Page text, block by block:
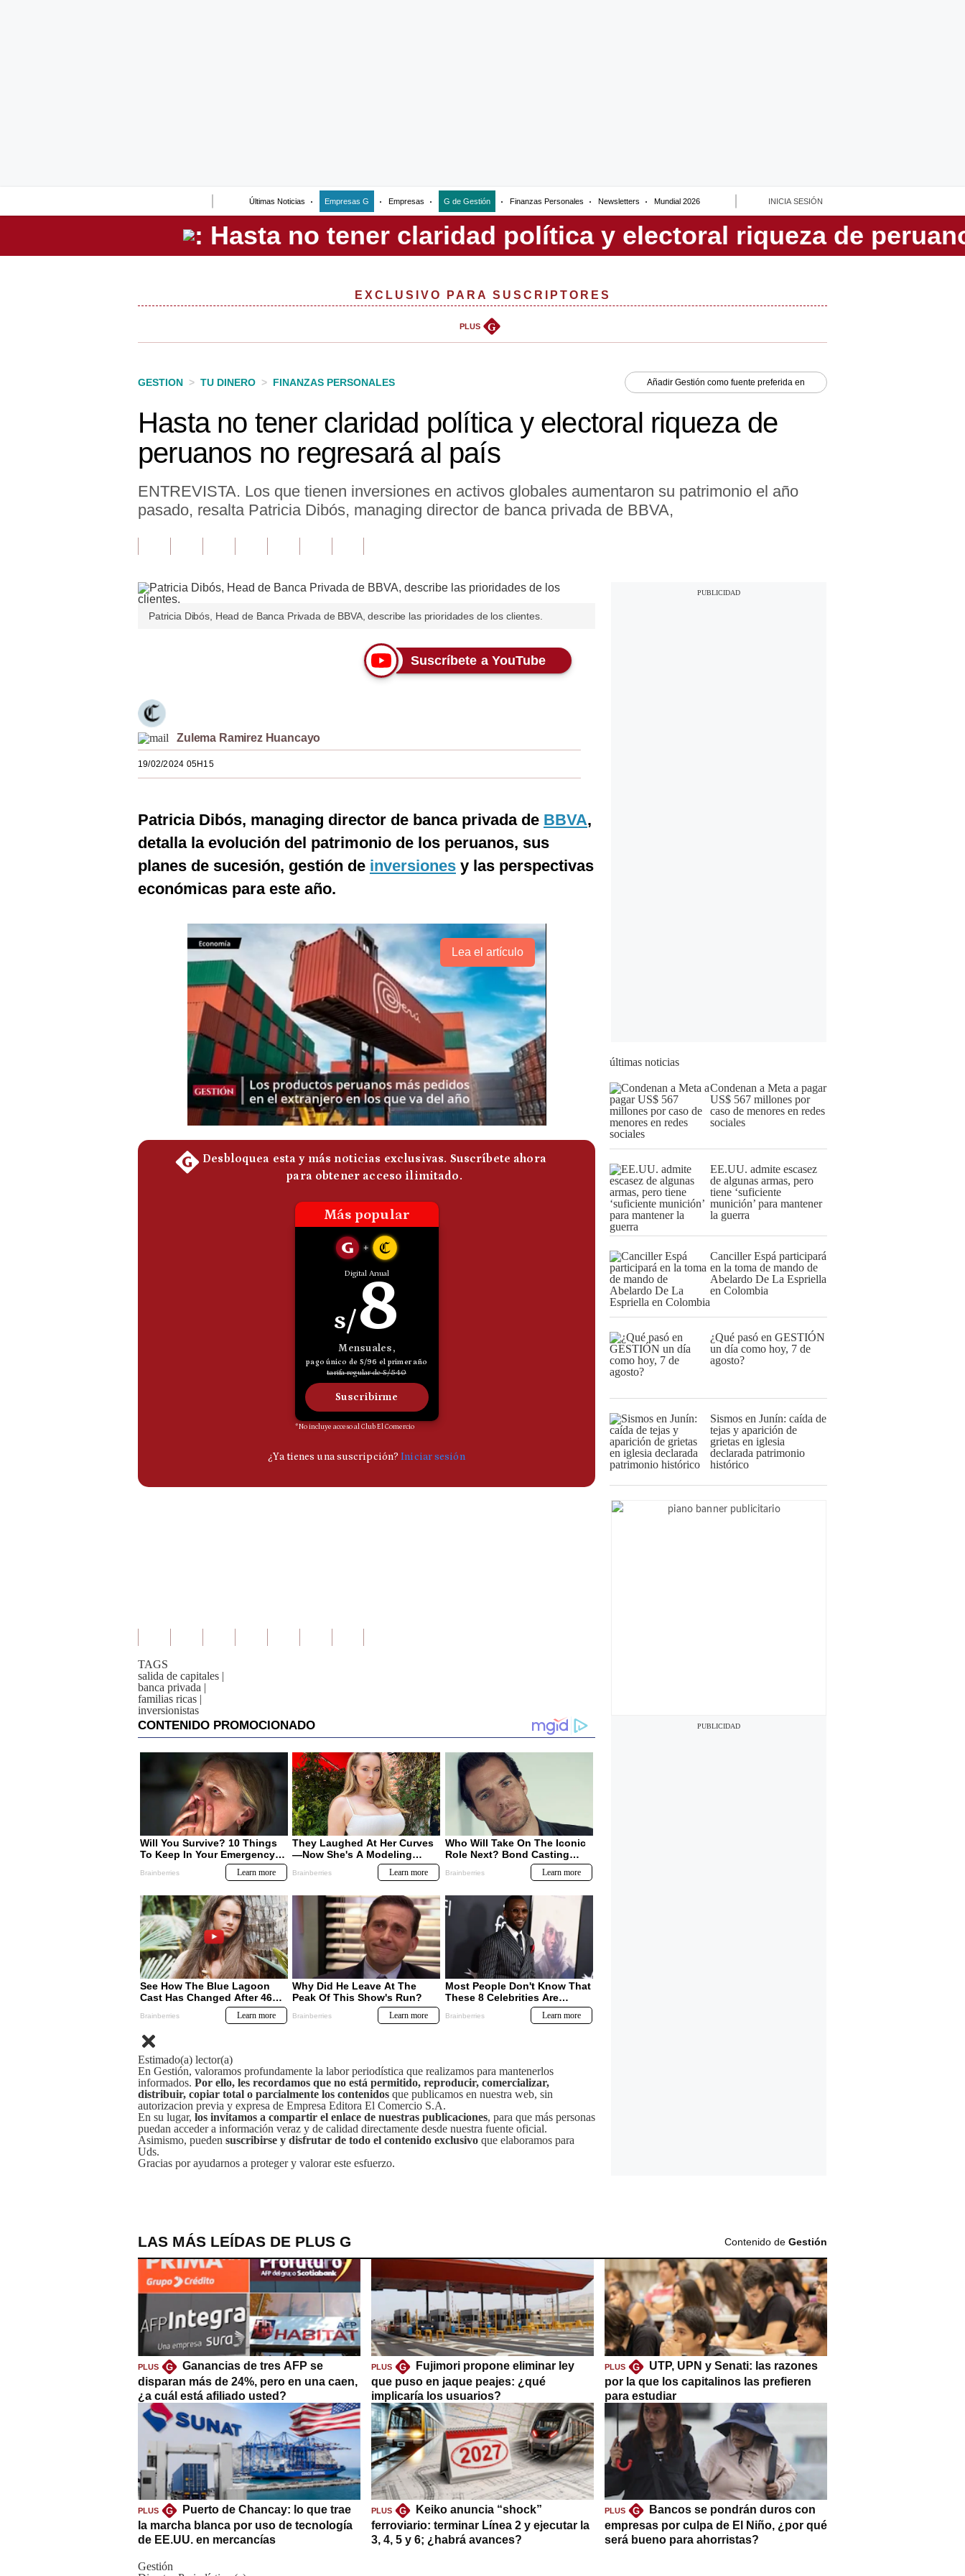
Últimas Noticias Empresas G Empresas G de Gestión Finanzas Personales Newsletters Mundial 2026 INICIA SESIÓN
Perú
EXCLUSIVO PARA SUSCRIPTORES
PLUS G
GESTION > TU DINERO > FINANZAS PERSONALES Añadir Gestión como fuente preferida en
Hasta no tener claridad política y electoral riqueza de
peruanos no regresará al país
ENTREVISTA. Los que tienen inversiones en activos globales aumentaron su patrimonio el año
pasado, resalta Patricia Dibós, managing director de banca privada de BBVA,
Patricia Dibós, Head de Banca Privada de BBVA, describe las prioridades de los clientes.
Suscríbete a YouTube
Zulema Ramirez Huancayo
19/02/2024 05H15
Patricia Dibós, managing director de banca privada de BBVA,
detalla la evolución del patrimonio de los peruanos, sus
planes de sucesión, gestión de inversiones y las perspectivas
económicas para este año.
Lea el artículo
TAGS
salida de capitales |
banca privada |
familias ricas |
inversionistas
Estimado(a) lector(a)
En Gestión, valoramos profundamente la labor periodística que realizamos para mantenerlos
informados. Por ello, les recordamos que no está permitido, reproducir, comercializar,
distribuir, copiar total o parcialmente los contenidos que publicamos en nuestra web, sin
autorizacion previa y expresa de Empresa Editora El Comercio S.A.
En su lugar, los invitamos a compartir el enlace de nuestras publicaciones, para que más personas
puedan acceder a información veraz y de calidad directamente desde nuestra fuente oficial.
Asimismo, pueden suscribirse y disfrutar de todo el contenido exclusivo que elaboramos para
Uds.
Gracias por ayudarnos a proteger y valorar este esfuerzo.
últimas noticias
Condenan a Meta a pagar
US$ 567 millones por
caso de menores en redes
sociales
EE.UU. admite escasez
de algunas armas, pero
tiene ‘suficiente
munición’ para mantener
la guerra
Canciller Espá participará
en la toma de mando de
Abelardo De La Espriella
en Colombia
¿Qué pasó en GESTIÓN
un día como hoy, 7 de
agosto?
Sismos en Junín: caída de
tejas y aparición de
grietas en iglesia
declarada patrimonio
histórico
LAS MÁS LEÍDAS DE PLUS G Contenido de Gestión
PLUS G
Ganancias de tres AFP se
disparan más de 24%, pero en una caen,
¿a cuál está afiliado usted?
PLUS G
Fujimori propone eliminar ley
que puso en jaque peajes: ¿qué
implicaría los usuarios?
PLUS G
UTP, UPN y Senati: las razones
por la que los capitalinos las prefieren
para estudiar
PLUS G
Puerto de Chancay: lo que trae
la marcha blanca por uso de tecnología
de EE.UU. en mercancías
PLUS G
Keiko anuncia “shock”
ferroviario: terminar Línea 2 y ejecutar la
3, 4, 5 y 6; ¿habrá avances?
PLUS G
Bancos se pondrán duros con
empresas por culpa de El Niño, ¿por qué
será bueno para ahorristas?
Gestión